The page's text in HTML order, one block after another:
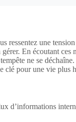
ressentez une
En écoutant ces
ne se
pour une vie plus
d’informations